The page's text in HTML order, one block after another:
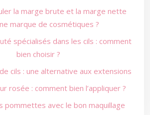
la marge brute et la marge nette
marque de cosmétiques ?
spécialisés dans les cils : comment
bien choisir ?
cils : une alternative aux extensions
rosée : comment bien l’appliquer ?
pommettes avec le bon maquillage